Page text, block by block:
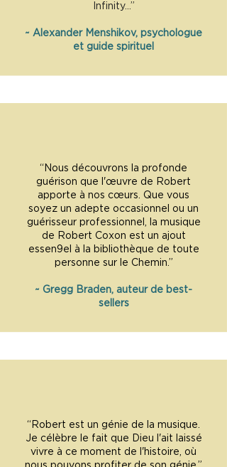
Infinity...”
~ Alexander Menshikov, psychologue
et guide spirituel
“Nous découvrons la profonde
guérison que l'œuvre de Robert
apporte à nos cœurs. Que vous
soyez un adepte occasionnel ou un
guérisseur professionnel, la musique
de Robert Coxon est un ajout
essen9el à la bibliothèque de toute
personne sur le Chemin.”
~ Gregg Braden, auteur de best-
sellers
“Robert est un génie de la musique.
Je célèbre le fait que Dieu l'ait laissé
vivre à ce moment de l'histoire, où